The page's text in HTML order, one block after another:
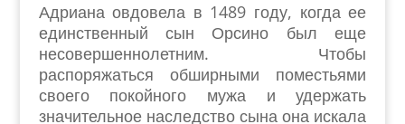
Адриана овдовела в 1489 году, когда ее
единственный сын Орсино был еще
несовершеннолетним. Чтобы
распоряжаться обширными поместьями
своего покойного мужа и удержать
значительное наследство сына она искала